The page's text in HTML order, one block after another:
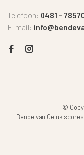
Telefoon: 0481 -
E-mail:
©
- Bende van Geluk scores